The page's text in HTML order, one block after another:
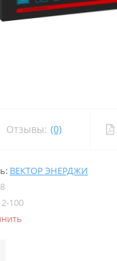
Отзывы: (0)
ВЕКТОР ЭНЕРДЖИ
100